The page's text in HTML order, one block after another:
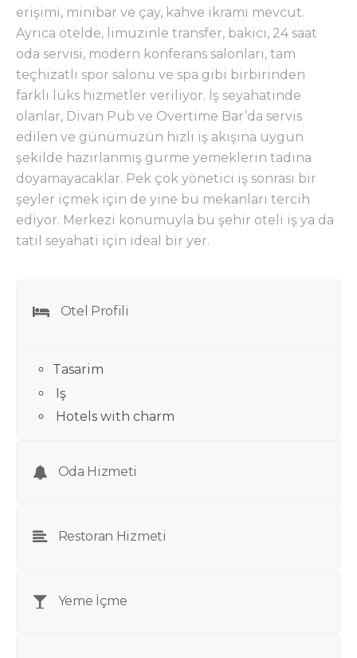
erişimi, minibar ve çay, kahve ikramı mevcut.
Ayrıca otelde, limuzinle transfer, bakıcı, 24 saat
oda servisi, modern konferans salonları, tam
teçhizatlı spor salonu ve spa gibi birbirinden
farklı lüks hizmetler veriliyor. İş seyahatinde
olanlar, Divan Pub ve Overtime Bar’da servis
edilen ve günümüzün hızlı iş akışına uygun
şekilde hazırlanmış gurme yemeklerin tadına
doyamayacaklar. Pek çok yönetici iş sonrası bir
şeyler içmek için de yine bu mekanları tercih
ediyor. Merkezi konumuyla bu şehir oteli iş ya da
tatil seyahati için ideal bir yer.
Otel Profili
Tasarim
Iş
Hotels with charm
Oda Hizmeti
Restoran Hizmeti
Yeme İçme